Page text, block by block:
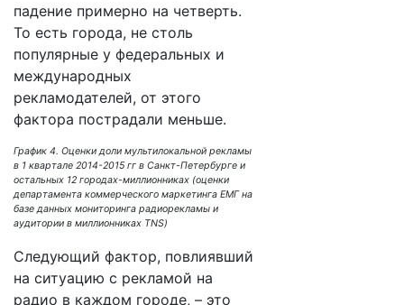
падение примерно на четверть.
То есть города, не столь
популярные у федеральных и
международных
рекламодателей, от этого
фактора пострадали меньше.
График 4. Оценки доли мультилокальной рекламы
в 1 квартале 2014-2015 гг в Санкт-Петербурге и
остальных 12 городах-миллионниках (оценки
департамента коммерческого маркетинга ЕМГ на
базе данных мониторинга радиорекламы и
аудитории в миллионниках TNS)
Следующий фактор, повлиявший
на ситуацию с рекламой на
радио в каждом городе, – это